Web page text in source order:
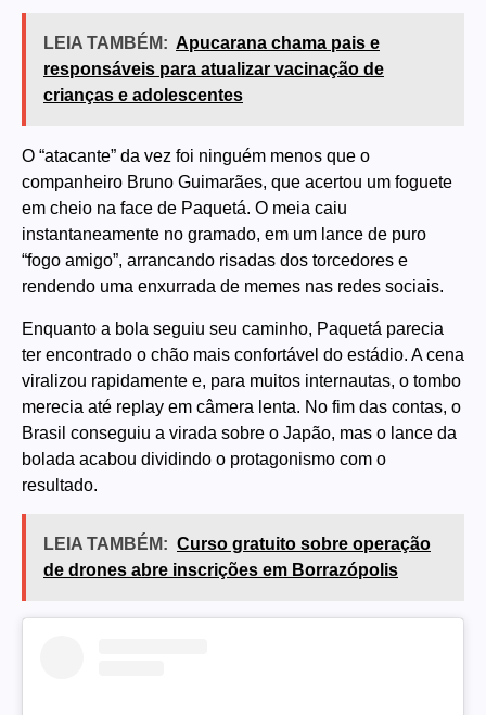
LEIA TAMBÉM: Apucarana chama pais e
responsáveis para atualizar vacinação de
crianças e adolescentes
O “atacante” da vez foi ninguém menos que o
companheiro Bruno Guimarães, que acertou um foguete
em cheio na face de Paquetá. O meia caiu
instantaneamente no gramado, em um lance de puro
“fogo amigo”, arrancando risadas dos torcedores e
rendendo uma enxurrada de memes nas redes sociais.
Enquanto a bola seguiu seu caminho, Paquetá parecia
ter encontrado o chão mais confortável do estádio. A cena
viralizou rapidamente e, para muitos internautas, o tombo
merecia até replay em câmera lenta. No fim das contas, o
Brasil conseguiu a virada sobre o Japão, mas o lance da
bolada acabou dividindo o protagonismo com o
resultado.
LEIA TAMBÉM: Curso gratuito sobre operação
de drones abre inscrições em Borrazópolis